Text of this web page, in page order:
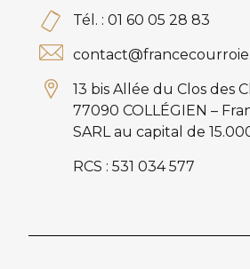
Tél. : 01 60 05 28 83
13 bis Allée du Clos des
77090 COLLÉGIEN –
SARL au capital de
RCS : 531 034 577